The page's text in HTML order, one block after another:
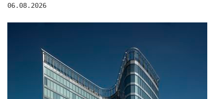
kanceláře
22.06.2026
Hledáme reprezentativní a organizačně zdatnou
kolegyni či kolegu, který bude první tváří naší
společnosti a zároveň důležitou součástí
06.08.2026